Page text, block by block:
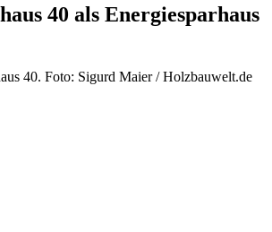
40 als Energiesparhaus